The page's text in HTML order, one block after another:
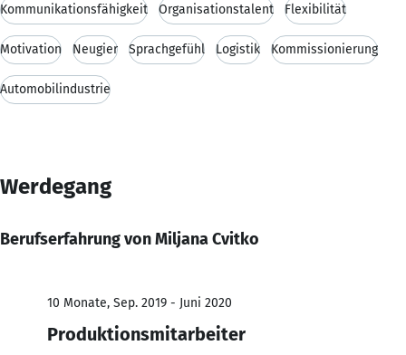
Kommunikationsfähigkeit Organisationstalent Flexibilität
Motivation Neugier Sprachgefühl Logistik Kommissionierung
Automobilindustrie
Werdegang
Berufserfahrung von Miljana Cvitko
10 Monate, Sep. 2019 - Juni 2020
Produktionsmitarbeiter